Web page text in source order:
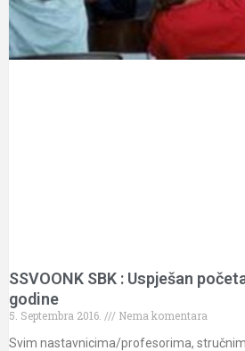
SSVOONK SBK : Uspješan
godine
5. Septembra 2016.
Nema komentara
Svim nastavnicima/profesorima,